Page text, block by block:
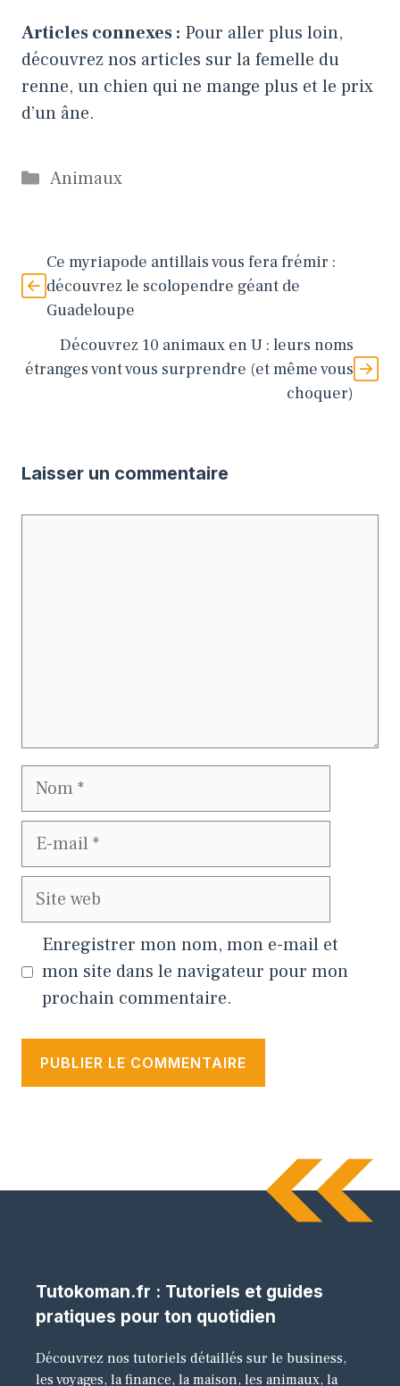
Articles connexes : Pour aller plus loin,
découvrez nos articles sur la femelle du
renne, un chien qui ne mange plus et le prix
d’un âne.
Catégories
Animaux
Ce myriapode antillais vous fera frémir :
découvrez le scolopendre géant de
Guadeloupe
Découvrez 10 animaux en U : leurs noms
étranges vont vous surprendre (et même vous
choquer)
Laisser un commentaire
Nom
E-
mail
Site
web
Enregistrer mon nom, mon e-mail et
mon site dans le navigateur pour mon
prochain commentaire.
Tutokoman.fr : Tutoriels et guides
pratiques pour ton quotidien
Découvrez nos tutoriels détaillés sur le business,
les voyages, la finance, la maison, les animaux, la